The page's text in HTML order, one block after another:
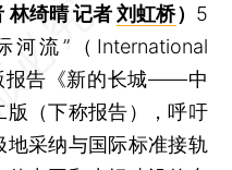
林绮晴 记者刘虹桥） 5
流”（International
报告《新的长城——中
版（下称报告），呼吁
采纳与国际标准接轨